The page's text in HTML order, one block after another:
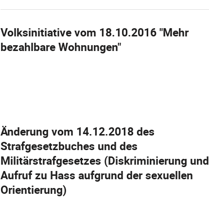
Volksinitiative vom 18.10.2016 "Mehr
bezahlbare Wohnungen"
Änderung vom 14.12.2018 des
Strafgesetzbuches und des
Militärstrafgesetzes (Diskriminierung und
Aufruf zu Hass aufgrund der sexuellen
Orientierung)